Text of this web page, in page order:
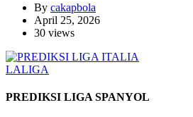
By cakapbola
April 25, 2026
30 views
LALIGA
PREDIKSI LIGA SPANYOL